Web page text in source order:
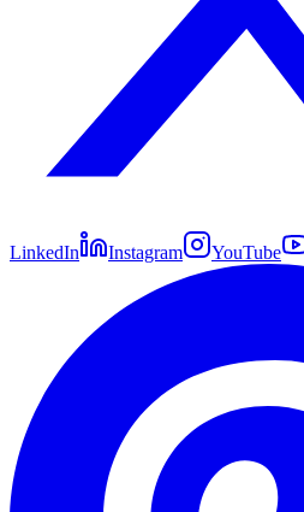
LinkedIn Instagram YouTube